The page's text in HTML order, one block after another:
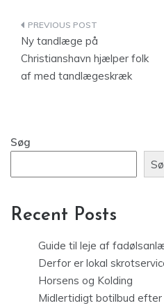
Ny tandlæge på
Christianshavn hjælper folk
af med tandlægeskræk
Søg
Recent Posts
Guide til leje af
Derfor er lokal
Horsens og Kolding
Midlertidigt botilbud